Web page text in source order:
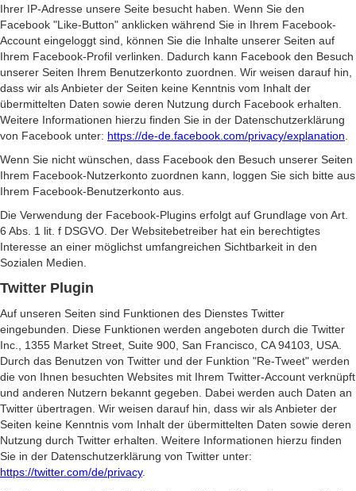
Ihrer IP-Adresse unsere Seite besucht haben. Wenn Sie den
Facebook "Like-Button" anklicken während Sie in Ihrem Facebook-
Account eingeloggt sind, können Sie die Inhalte unserer Seiten auf
Ihrem Facebook-Profil verlinken. Dadurch kann Facebook den Besuch
unserer Seiten Ihrem Benutzerkonto zuordnen. Wir weisen darauf hin,
dass wir als Anbieter der Seiten keine Kenntnis vom Inhalt der
übermittelten Daten sowie deren Nutzung durch Facebook erhalten.
Weitere Informationen hierzu finden Sie in der Datenschutzerklärung
von Facebook unter: https://de-de.facebook.com/privacy/explanation
Wenn Sie nicht wünschen, dass Facebook den Besuch unserer Seiten
Ihrem Facebook-Nutzerkonto zuordnen kann, loggen Sie sich bitte aus
Ihrem Facebook-Benutzerkonto aus.
Die Verwendung der Facebook-Plugins erfolgt auf Grundlage von Art.
6 Abs. 1 lit. f DSGVO. Der Websitebetreiber hat ein berechtigtes
Interesse an einer möglichst umfangreichen Sichtbarkeit in den
Sozialen Medien.
Twitter Plugin
Auf unseren Seiten sind Funktionen des Dienstes Twitter
eingebunden. Diese Funktionen werden angeboten durch die Twitter
Inc., 1355 Market Street, Suite 900, San Francisco, CA 94103, USA.
Durch das Benutzen von Twitter und der Funktion "Re-Tweet" werden
die von Ihnen besuchten Websites mit Ihrem Twitter-Account verknüpft
und anderen Nutzern bekannt gegeben. Dabei werden auch Daten an
Twitter übertragen. Wir weisen darauf hin, dass wir als Anbieter der
Seiten keine Kenntnis vom Inhalt der übermittelten Daten sowie deren
Nutzung durch Twitter erhalten. Weitere Informationen hierzu finden
Sie in der Datenschutzerklärung von Twitter unter:
https://twitter.com/de/privacy.